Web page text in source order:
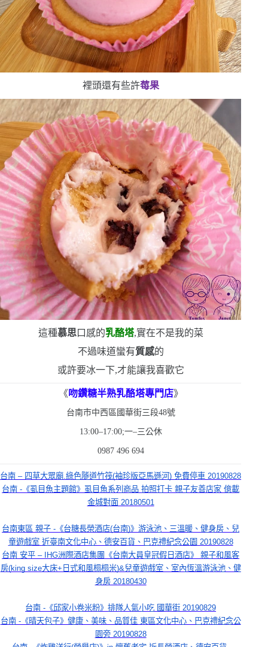
裡頭還有些許莓果
這種慕思口感的乳酪塔,實在不是我的菜
不過味道蠻有質感的
或許要冰一下,才能讓我喜歡它
《 吻鑽糖半熟乳酪塔專門店》
台南市中西區國華街三段48號
13:00–17:00;一–三公休
0987 496 694
台南 – 四草大眾廟.綠色隧道竹筏(袖珍版亞馬遜河) 免費停車 20190828
台南 -《虱目魚主題館》虱目魚系列商品 拍照打卡 親子友善店家 億載
金城對面 20180501
台南東區 親子 -《台糖長榮酒店(台南)》游泳池、三溫暖、健身房、兒
童遊戲室 近臺南文化中心、德安百貨、巴克禮紀念公園 20190828
台南 安平 – IHG洲際酒店集團《台南大員皇冠假日酒店》 親子和風客
房(king size大床+日式和風榻榻米)&兒童遊戲室、室內恆溫游泳池、健
身房 20180430
台南 -《邱家小卷米粉》排隊人氣小吃 國華街 20190829
台南 -《晴天包子》健康、美味、品質佳 東區文化中心、巴克禮紀念公
園旁 20190828